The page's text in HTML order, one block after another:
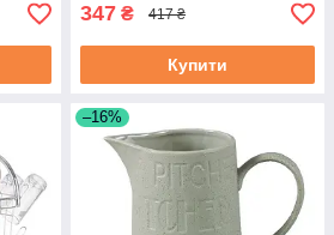
347 ₴ 417 ₴
Купити
–16%